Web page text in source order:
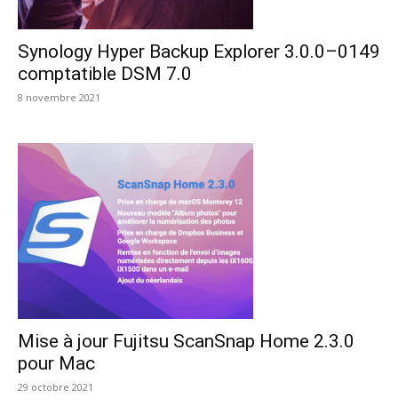
Synology Hyper Backup Explorer 3.0.0–0149
comptatible DSM 7.0
8 novembre 2021
Mise à jour Fujitsu ScanSnap Home 2.3.0
pour Mac
29 octobre 2021